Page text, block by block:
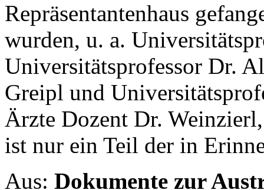
Repräsentantenhaus
wurden, u. a.
Universitätsprofessor Dr.
Greipl und
Ärzte Dozent Dr.
ist nur ein Teil der in
Aus: Dokumente zur